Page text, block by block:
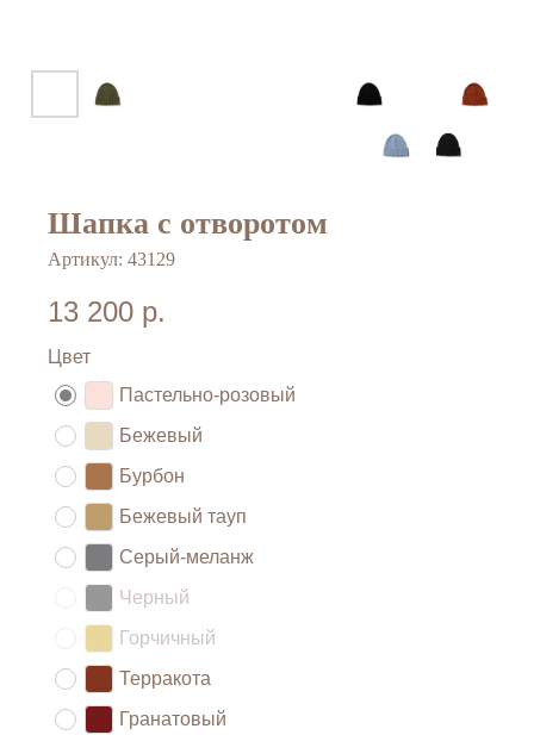
Шапка с отворотом
Артикул: 43129
13 200 р.
Цвет
Пастельно-розовый
Бежевый
Бурбон
Бежевый тауп
Серый-меланж
Черный
Горчичный
Терракота
Гранатовый